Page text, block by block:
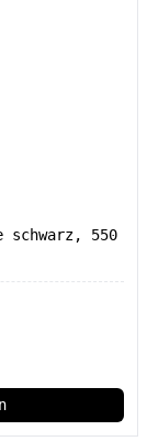
schwarz, 550